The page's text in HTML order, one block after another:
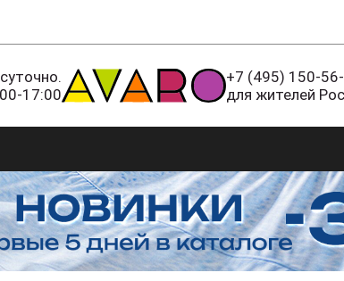
17:00
+7 (495) 150-
для жителей